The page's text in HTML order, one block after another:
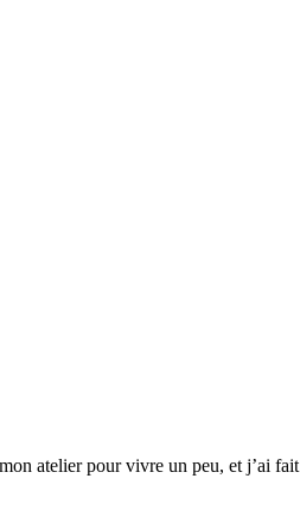
atelier pour vivre un peu, et j’ai fait